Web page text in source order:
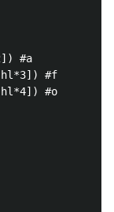
#a
#f
#o